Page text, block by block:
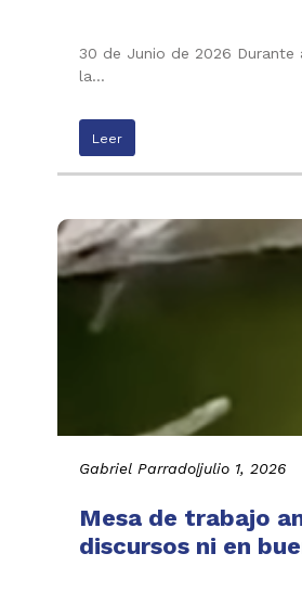
30 de Junio de 2026 Durante
la…
Leer
Gabriel Parrado|julio 1, 2026
Mesa de trabajo
discursos ni en